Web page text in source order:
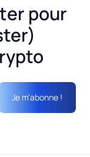
pour
Je m'abonne !